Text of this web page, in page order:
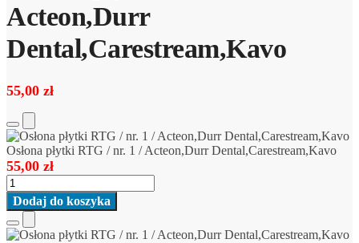
Acteon,Durr
Dental,Carestream,Kavo
55,00 zł
Add
to
Cart
Osłona płytki RTG / nr. 1 / Acteon,Durr Dental,Carestream,Kavo
55,00 zł
ilość
Osłona
płytki
RTG
/
Dodaj do koszyka
Add